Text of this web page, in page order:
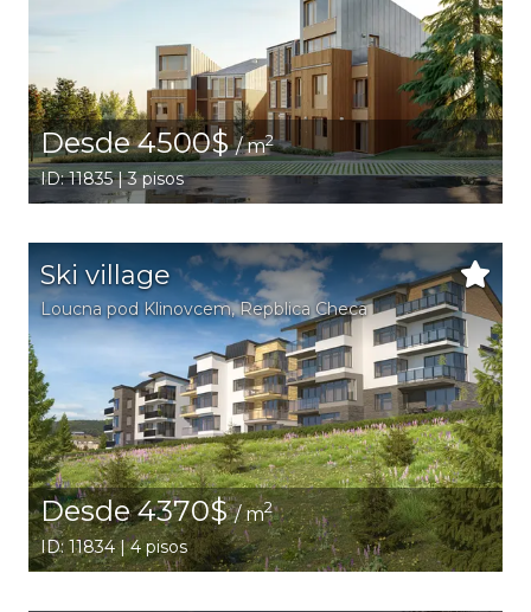
Desde 4500$/ m2
ID: 11835 | 3 pisos
Ski village
Loucna pod Klinovcem, Repblica Checa
Desde 4370$/ m2
ID: 11834 | 4 pisos